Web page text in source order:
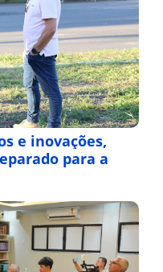
e inovações,
para a